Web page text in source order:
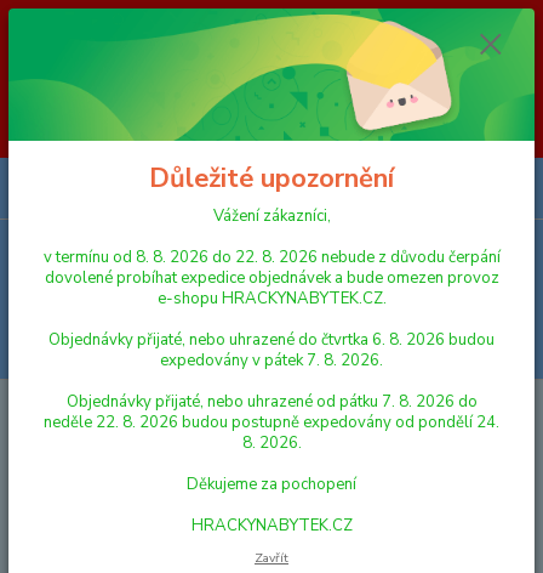
Vážení zákazníci, v termínu od 8. 8. 2026 do 23. 8. 2026 nebude z
důvodu čerpání dovolené probíhat expedice objednávek a bude omezen
provoz e-shopu HRACKYNABYTEK.CZ. Objednávky přijaté, nebo
uhrazené do čtvrtka 6. 8. 2026 budou expedovány v pátek 7. 8. 2026.
Objednávky přijaté, nebo uhrazené od pátku 7. 8. 2026 do neděle 23. 8.
2026 budou postupně expedovány od pondělí 24. 8. 2026. Děkujeme za
pochopení HRACKYNABYTEK.CZ
Menu
Hledat
RC MODELY Lamps Šroubovací taxi na dálkové ovládání
Lamps Šroubovací taxi na
dálkové ovládání
Důležité upozornění
Vážení zákazníci,
v termínu od 8. 8. 2026 do 22. 8. 2026 nebude z důvodu čerpání
dovolené probíhat expedice objednávek a bude omezen provoz
e-shopu HRACKYNABYTEK.CZ.
Objednávky přijaté, nebo uhrazené do čtvrtka 6. 8. 2026 budou
expedovány v pátek 7. 8. 2026.
Objednávky přijaté, nebo uhrazené od pátku 7. 8. 2026 do
neděle 22. 8. 2026 budou postupně expedovány od pondělí 24.
8. 2026.
Děkujeme za pochopení
HRACKYNABYTEK.CZ
Zavřít